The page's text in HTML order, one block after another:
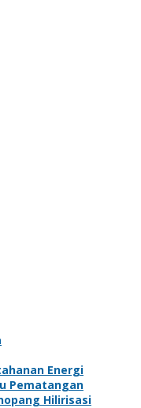
Energi
Pematangan
Hilirisasi